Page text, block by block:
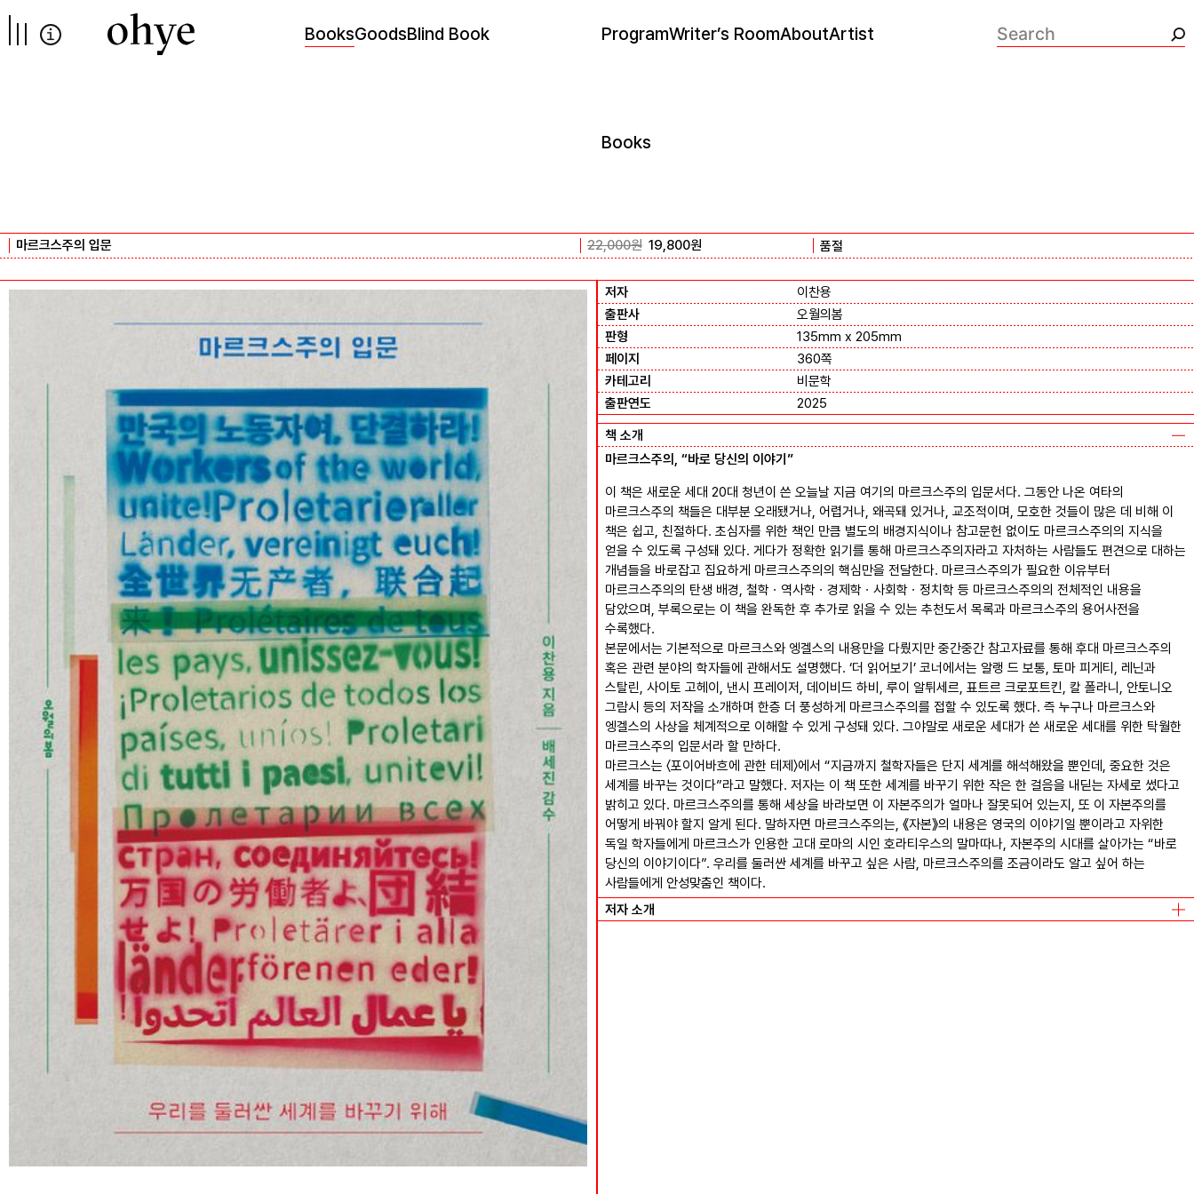
넘어가기
BooksGoodsBlind Book ProgramWriter’s RoomAboutArtist 검색:
Books
마르크스주의 입문 22,000원 19,800원 품절
저자
이찬용
출판사
오월의봄
판형
135mm x 205mm
페이지
360쪽
카테고리
비문학
출판연도
2025
책 소개
마르크스주의, “바로 당신의 이야기”
이 책은 새로운 세대 20대 청년이 쓴 오늘날 지금 여기의 마르크스주의 입문서다. 그동안 나온 여타의
마르크스주의 책들은 대부분 오래됐거나, 어렵거나, 왜곡돼 있거나, 교조적이며, 모호한 것들이 많은 데 비해 이
책은 쉽고, 친절하다. 초심자를 위한 책인 만큼 별도의 배경지식이나 참고문헌 없이도 마르크스주의의 지식을
얻을 수 있도록 구성돼 있다. 게다가 정확한 읽기를 통해 마르크스주의자라고 자처하는 사람들도 편견으로 대하는
개념들을 바로잡고 집요하게 마르크스주의의 핵심만을 전달한다. 마르크스주의가 필요한 이유부터
마르크스주의의 탄생 배경, 철학ㆍ역사학ㆍ경제학ㆍ사회학ㆍ정치학 등 마르크스주의의 전체적인 내용을
담았으며, 부록으로는 이 책을 완독한 후 추가로 읽을 수 있는 추천도서 목록과 마르크스주의 용어사전을
수록했다.
본문에서는 기본적으로 마르크스와 엥겔스의 내용만을 다뤘지만 중간중간 참고자료를 통해 후대 마르크스주의
혹은 관련 분야의 학자들에 관해서도 설명했다. ‘더 읽어보기’ 코너에서는 알랭 드 보통, 토마 피게티, 레닌과
스탈린, 사이토 고헤이, 낸시 프레이저, 데이비드 하비, 루이 알튀세르, 표트르 크로포트킨, 칼 폴라니, 안토니오
그람시 등의 저작을 소개하며 한층 더 풍성하게 마르크스주의를 접할 수 있도록 했다. 즉 누구나 마르크스와
엥겔스의 사상을 체계적으로 이해할 수 있게 구성돼 있다. 그야말로 새로운 세대가 쓴 새로운 세대를 위한 탁월한
마르크스주의 입문서라 할 만하다.
마르크스는 〈포이어바흐에 관한 테제〉에서 “지금까지 철학자들은 단지 세계를 해석해왔을 뿐인데, 중요한 것은
세계를 바꾸는 것이다”라고 말했다. 저자는 이 책 또한 세계를 바꾸기 위한 작은 한 걸음을 내딛는 자세로 썼다고
밝히고 있다. 마르크스주의를 통해 세상을 바라보면 이 자본주의가 얼마나 잘못되어 있는지, 또 이 자본주의를
어떻게 바꿔야 할지 알게 된다. 말하자면 마르크스주의는, 《자본》의 내용은 영국의 이야기일 뿐이라고 자위한
독일 학자들에게 마르크스가 인용한 고대 로마의 시인 호라티우스의 말마따나, 자본주의 시대를 살아가는 “바로
당신의 이야기이다”. 우리를 둘러싼 세계를 바꾸고 싶은 사람, 마르크스주의를 조금이라도 알고 싶어 하는
사람들에게 안성맞춤인 책이다.
저자 소개